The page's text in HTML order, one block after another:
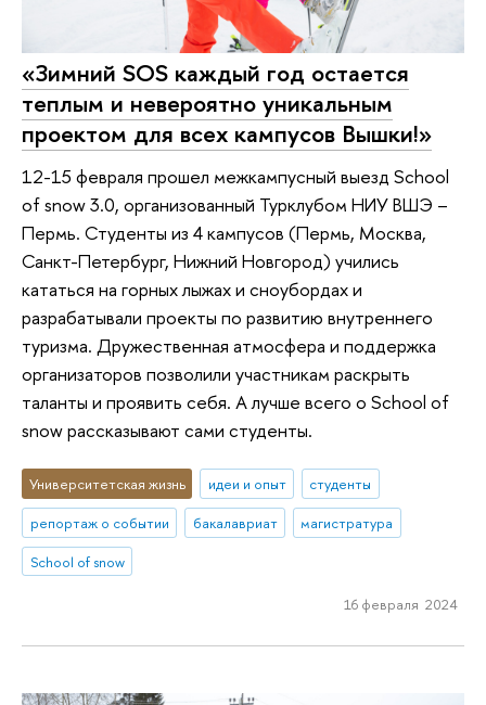
«Зимний SOS каждый год остается
теплым и невероятно уникальным
проектом для всех кампусов Вышки!»
12-15 февраля прошел межкампусный выезд School
of snow 3.0, организованный Турклубом НИУ ВШЭ –
Пермь. Студенты из 4 кампусов (Пермь, Москва,
Санкт-Петербург, Нижний Новгород) учились
кататься на горных лыжах и сноубордах и
разрабатывали проекты по развитию внутреннего
туризма. Дружественная атмосфера и поддержка
организаторов позволили участникам раскрыть
таланты и проявить себя. А лучше всего о School of
snow рассказывают сами студенты.
Университетская жизнь идеи и опыт
студенты
репортаж о событии
бакалавриат
магистратура
School of snow
16 февраля 2024